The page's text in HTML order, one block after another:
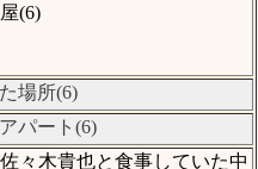
(6)
場所(6)
パート(6)
々木貴也と食事していた中